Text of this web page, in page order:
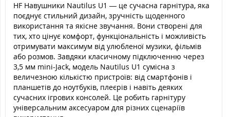
HF Навушники Nautilus U1 — це сучасна гарнітура, яка
поєднує стильний дизайн, зручність щоденного
використання та якісне звучання. Вони створені для
тих, хто цінує комфорт, функціональність і можливість
отримувати максимум від улюбленої музики, фільмів
або розмов. Завдяки класичному підключенню через
3,5 мм mini-Jack, модель Nautilus U1 сумісна з
величезною кількістю пристроїв: від смартфонів і
планшетів до ноутбуків, плеєрів і навіть деяких
сучасних ігрових консолей. Це робить гарнітуру
універсальним аксесуаром для різних сценаріїв